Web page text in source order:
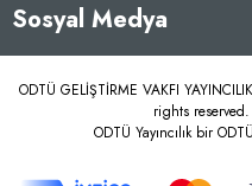
Sosyal Medya
ODTÜ GELİŞTİRME VAKFI
rights
ODTÜ Yayıncılık bir